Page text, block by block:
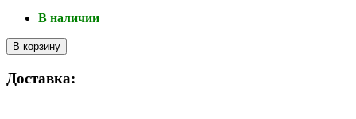
В наличии
В корзину
Доставка: